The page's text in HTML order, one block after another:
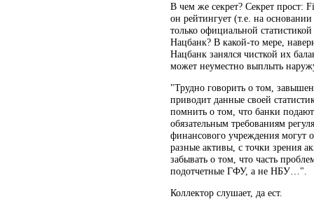
В чем же секрет? Секрет прост:
он рейтингует (т.е. на
только официальной
Нацбанк? В какой-то мере,
Нацбанк занялся чисткой их
может неуместно выплыть
"Трудно говорить о том,
приводит данные своей
помнить о том, что банки
обязательным требованиям
финансового учреждения могут
разные активы, с точки зрения
забывать о том, что часть
подотчетные ГФУ, а не НБУ…".
Коллектор слушает, да ест.